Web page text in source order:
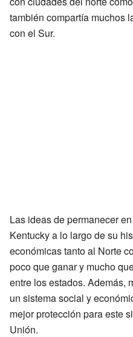
también compartía muchos
con el Sur.
Las ideas de permanecer
Kentucky a lo largo de su
económicas tanto al Norte
poco que ganar y mucho
entre los estados. Además,
un sistema social y
mejor protección para este
Unión.